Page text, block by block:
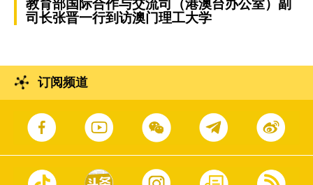
教育部国际合作与交流司（港澳台办公室）副
司长张晋一行到访澳门理工大学
订阅频道